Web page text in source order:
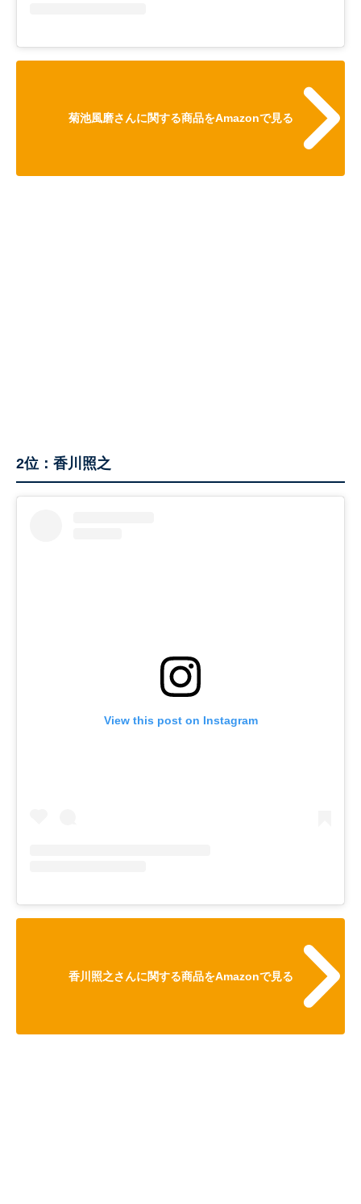
菊池風磨さんに関する商品をAmazonで見る
2位：香川照之
View this post on Instagram
香川照之さんに関する商品をAmazonで見る